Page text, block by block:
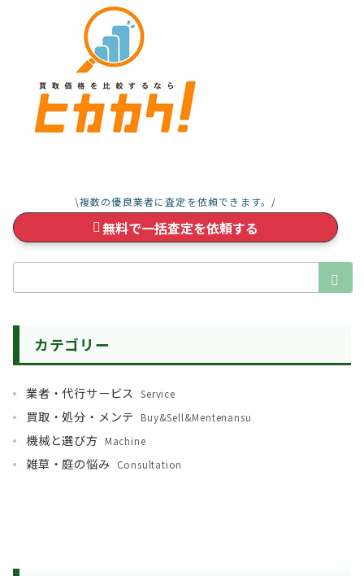
\複数の優良業者に査定を依頼できます。/
無料で一括査定を依頼する
索：
カテゴリー
業者・代行サービス Service
買取・処分・メンテ Buy&Sell&Mentenansu
機械と選び方 Machine
雑草・庭の悩み Consultation